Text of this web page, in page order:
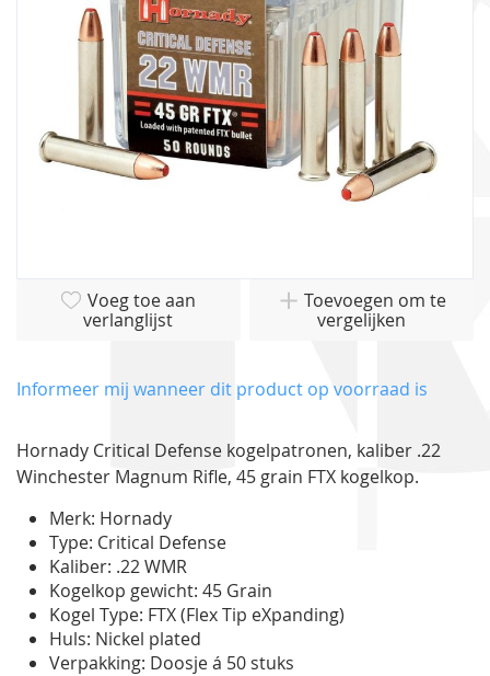
van
gallerij
Voeg toe aan
verlanglijst
Toevoegen om te
vergelijken
Informeer mij wanneer dit product op voorraad is
Hornady Critical Defense kogelpatronen, kaliber .22
Winchester Magnum Rifle, 45 grain FTX kogelkop.
Merk: Hornady
Type: Critical Defense
Kaliber: .22 WMR
Kogelkop gewicht: 45 Grain
Kogel Type: FTX (Flex Tip eXpanding)
Huls: Nickel plated
Verpakking: Doosje á 50 stuks